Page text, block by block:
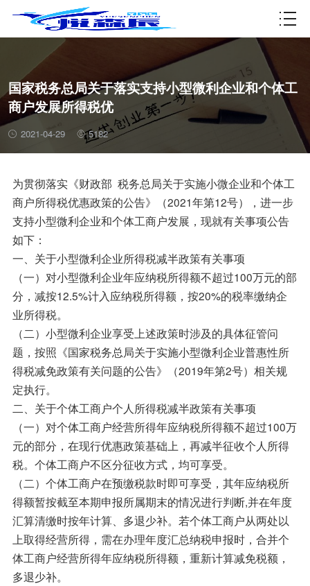
资质许可
国家税务总局关于落实支持小型微利企业和个体工
商户发展所得税优
2021-04-29 5182
为贯彻落实《财政部 税务总局关于实施小微企业和个体工
商户所得税优惠政策的公告》（2021年第12号），进一步
支持小型微利企业和个体工商户发展，现就有关事项公告
如下：
一、关于小型微利企业所得税减半政策有关事项
（一）对小型微利企业年应纳税所得额不超过100万元的部
分，减按12.5%计入应纳税所得额，按20%的税率缴纳企
业所得税。
（二）小型微利企业享受上述政策时涉及的具体征管问
题，按照《国家税务总局关于实施小型微利企业普惠性所
得税减免政策有关问题的公告》（2019年第2号）相关规
定执行。
二、关于个体工商户个人所得税减半政策有关事项
（一）对个体工商户经营所得年应纳税所得额不超过100万
元的部分，在现行优惠政策基础上，再减半征收个人所得
税。个体工商户不区分征收方式，均可享受。
（二）个体工商户在预缴税款时即可享受，其年应纳税所
得额暂按截至本期申报所属期末的情况进行判断,并在年度
汇算清缴时按年计算、多退少补。若个体工商户从两处以
上取得经营所得，需在办理年度汇总纳税申报时，合并个
体工商户经营所得年应纳税所得额，重新计算减免税额，
多退少补。